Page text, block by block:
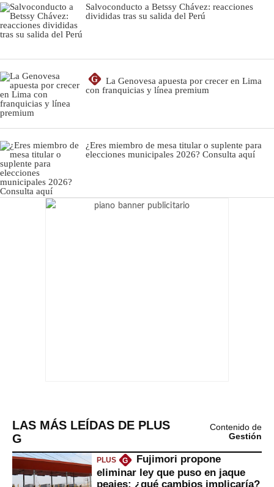
Salvoconducto a Betssy Chávez: reacciones
divididas tras su salida del Perú
G
La Genovesa apuesta por crecer en Lima
con franquicias y línea premium
¿Eres miembro de mesa titular o suplente para
elecciones municipales 2026? Consulta aquí
LAS MÁS LEÍDAS DE PLUS
G
Contenido de
Gestión
PLUS G
Fujimori propone
eliminar ley que puso en jaque
peajes: ¿qué cambios implicaría?